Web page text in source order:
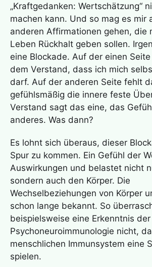
„Kraftgedanken: Wertschätzung“
machen kann. Und so mag es mir
anderen Affirmationen gehen, die
Leben Rückhalt geben sollen.
eine Blockade. Auf der einen
dem Verstand, dass ich mich
darf. Auf der anderen Seite fehlt
gefühlsmäßig die innere feste
Verstand sagt das eine, das
anderes. Was dann?
Es lohnt sich überaus, dieser
Spur zu kommen. Ein Gefühl der
Auswirkungen und belastet nicht
sondern auch den Körper. Die
Wechselbeziehungen von Körper
schon lange bekannt. So
beispielsweise eine Erkenntnis der
Psychoneuroimmunologie nicht,
menschlichen Immunsystem eine
spielen.